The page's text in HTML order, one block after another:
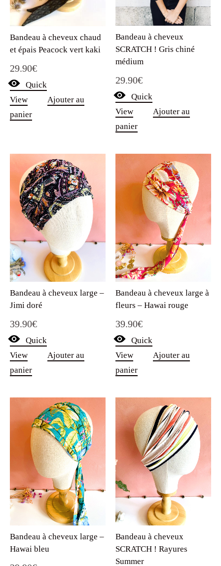
Bandeau à cheveux chaud
et épais Peacock vert kaki
29.90€
Quick
View
Ajouter au
panier
Bandeau à cheveux
SCRATCH ! Gris chiné
médium
29.90€
Quick
View
Ajouter au
panier
Bandeau à cheveux large –
Jimi doré
39.90€
Quick
View
Ajouter au
panier
Bandeau à cheveux large à
fleurs – Hawai rouge
39.90€
Quick
View
Ajouter au
panier
Bandeau à cheveux large –
Hawai bleu
Bandeau à cheveux
SCRATCH ! Rayures
Summer